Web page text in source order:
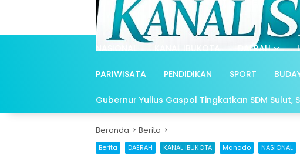
NASIONAL
KANAL IBUKOTA DAERAH
PARIWISATA PENDIDIKAN SPORT
Gubernur Yulius Gaspol Tingkatkan SDM Sulut,
Beranda Berita
Berita DAERAH KANAL IBUKOTA Manado NASIONAL